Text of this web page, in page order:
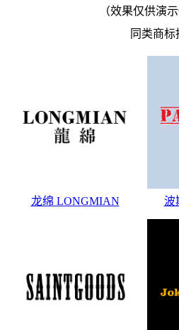
（效果仅供演
同类商标
龙绵 LONGMIAN 波